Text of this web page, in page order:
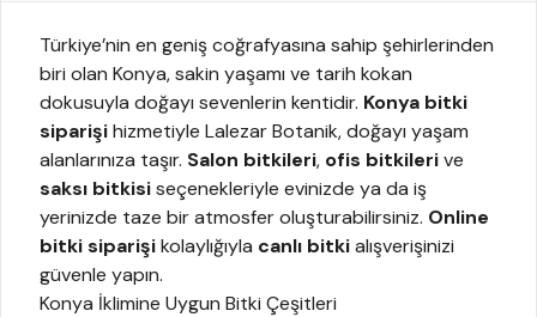
Türkiye’nin en geniş coğrafyasına sahip şehirlerinden
biri olan Konya, sakin yaşamı ve tarih kokan
dokusuyla doğayı sevenlerin kentidir. Konya bitki
siparişihizmetiyle Lalezar Botanik, doğayı yaşam
alanlarınıza taşır. Salon bitkileri, ofis bitkilerive
saksı bitkisiseçenekleriyle evinizde ya da iş
yerinizde taze bir atmosfer oluşturabilirsiniz. Online
bitki siparişikolaylığıyla canlı bitkialışverişinizi
güvenle yapın.
Konya İklimine Uygun Bitki Çeşitleri